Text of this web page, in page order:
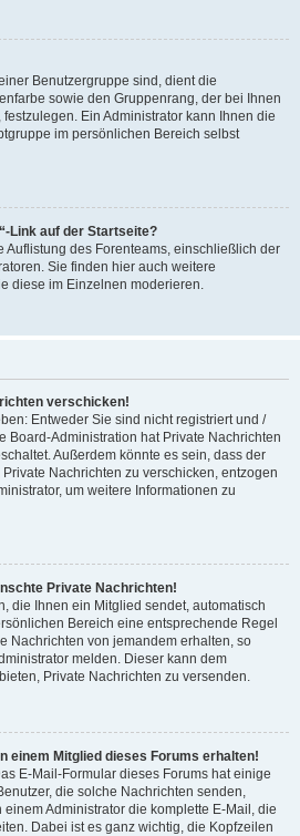
Benutzergruppe sind, dient die
sowie den Gruppenrang, der bei Ihnen
Ein Administrator kann Ihnen die
im persönlichen Bereich selbst
Link auf der Startseite?
Auflistung des Forenteams, einschließlich der
Sie finden hier auch weitere
diese im Einzelnen moderieren.
verschicken!
Entweder Sie sind nicht registriert und /
Board-Administration hat Private Nachrichten
Außerdem könnte es sein, dass der
Nachrichten zu verschicken, entzogen
um weitere Informationen zu
Private Nachrichten!
die Ihnen ein Mitglied sendet, automatisch
Bereich eine entsprechende Regel
Nachrichten von jemandem erhalten, so
melden. Dieser kann dem
Private Nachrichten zu versenden.
einem Mitglied dieses Forums erhalten!
E-Mail-Formular dieses Forums hat einige
die solche Nachrichten senden,
Administrator die komplette E-Mail, die
Dabei ist es ganz wichtig, die Kopfzeilen